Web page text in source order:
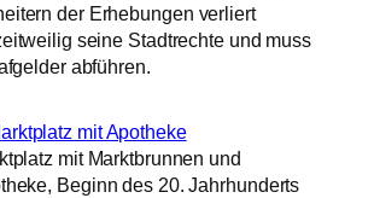
der Erhebungen verliert
seine Stadtrechte und muss
abführen.
mit Marktbrunnen und
Beginn des 20. Jahrhunderts